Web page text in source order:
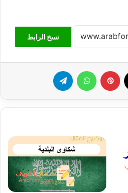
نسخ الرابط
بينتيريست واتساب